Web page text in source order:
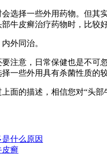
选择一些外用药物。但其
牛皮癣治疗药物时，比较
外同治。
注意，日常保健也是不
一些外用具有杀菌性质的
上面的描述，相信您对“头
什么原因
皮癣